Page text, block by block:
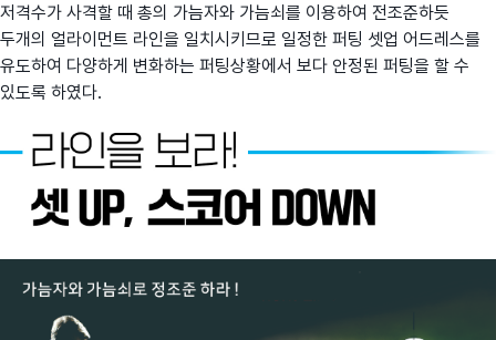
저격수가 사격할 때 총의 가늠자와 가늠쇠를 이용하여 전조준하듯
두개의 얼라이먼트 라인을 일치시키므로 일정한 퍼팅 셋업 어드레스를
유도하여 다양하게 변화하는 퍼팅상황에서 보다 안정된 퍼팅을 할 수
있도록 하였다.